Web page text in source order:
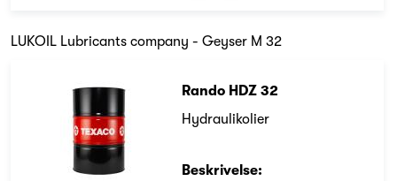
LUKOIL Lubricants company - Geyser M 32
Rando HDZ 32
Hydraulikolier
Beskrivelse: